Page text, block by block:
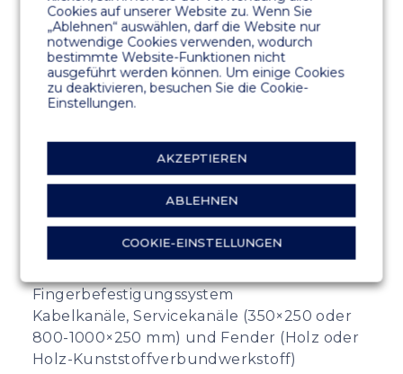
45 N/mm2 stahlbewehrter
Kunststofffaserbeton. Expositionsklasse
gemäß der europäischen Norm EN 206-1
KERN
Teilweise oder vollständig feuerverzinkter
OPTIONALES ZUBEHÖR
Deck aus Holz oder Holzverbundwerkstoff
Fingerbefestigungssystem
Kabelkanäle, Servicekanäle (350×250 oder
800-1000×250 mm) und Fender (Holz oder
Holz-Kunststoffverbundwerkstoff)
Cookies auf unserer Website zu. Wenn Sie
„Ablehnen“ auswählen, darf die Website nur
notwendige Cookies verwenden, wodurch
bestimmte Website-Funktionen nicht
ausgeführt werden können. Um einige Cookies
zu deaktivieren, besuchen Sie die Cookie-
Einstellungen.
AKZEPTIEREN
ABLEHNEN
COOKIE-EINSTELLUNGEN